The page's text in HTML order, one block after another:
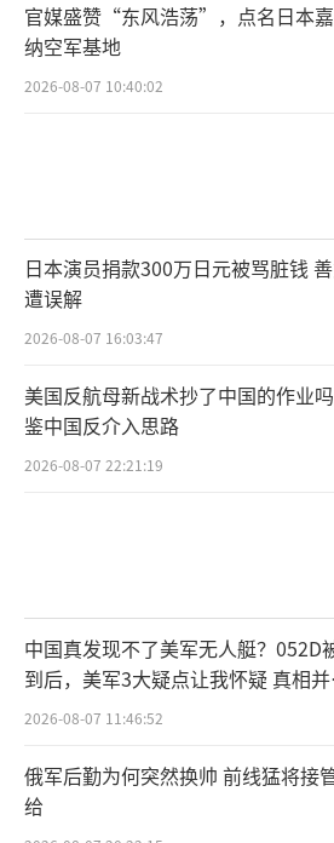
音速导弹和多枚空对地导弹。
社交媒体上流传的据称
当天晚间，普京发表电
天对乌克兰军工企业发
为“战斗试验”的一部分，
发射了代号为“榛树”的新
弹，成功击中了第聂伯罗
施。普京警告，这次行动
员国对俄罗斯的侵略行动”
官媒盛赞“东风浩荡”，点名日本
纳空军基地
2026-08-07 10:40:02
日本演员捐款300万日元被骂脏钱
遭误解
2026-08-07 16:03:47
美国反航母新战术抄了中国的作业
鉴中国反介入思路
2026-08-07 22:21:19
中国真发现不了美军无人艇？052D
到后，美军3大疑点让我怀疑 真相
如此
2026-08-07 11:46:52
俄军后勤为何突然换帅 前线猛将接
给